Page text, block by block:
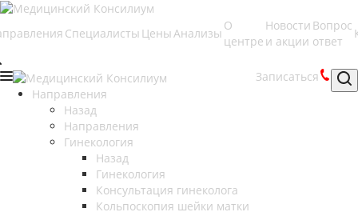
Специалисты ЦеныАнализы
О
центре
Новости
и акции
Вопрос
ответ
Записаться
Направления
Назад
Направления
Гинекология
Назад
Гинекология
Консультация гинеколога
Кольпоскопия шейки матки